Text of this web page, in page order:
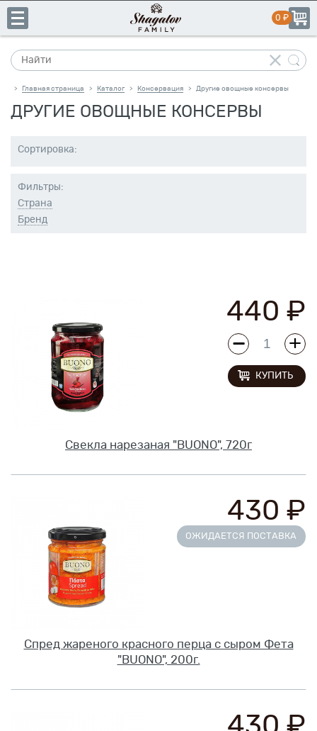
+7
(831)
413-
14-
41
Новинки
Рецепты
Оплата/доставка
Главная страница > Каталог > Консервация > Другие овощные консервы
ДРУГИЕ ОВОЩНЫЕ КОНСЕРВЫ
Сортировка:
Фильтры:
Страна
Бренд
Свекла нарезаная "BUONO", 720г
440 ₽
КУПИТЬ
Спред жареного красного перца с сыром Фета
"BUONO", 200г.
430 ₽
ОЖИДАЕТСЯ ПОСТАВКА